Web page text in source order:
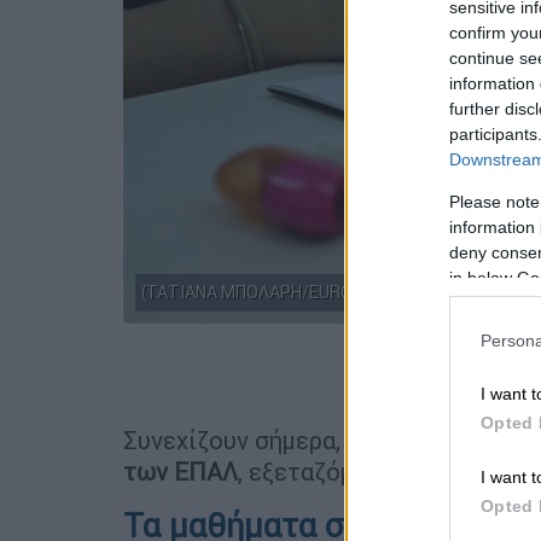
sensitive
confirm
continue
information
further
Please
information
deny
in below
I want
Opted
I want
Opted
(ΤΑΤΙΑΝΑ ΜΠΟΛΑΡΗ/EUROKINISSI)
Συνεχίζουν σήμερα, Σάββατο (13/6),
των ΕΠΑΛ, εξεταζόμενοι σε
Τα μαθήματα στα οποία θα